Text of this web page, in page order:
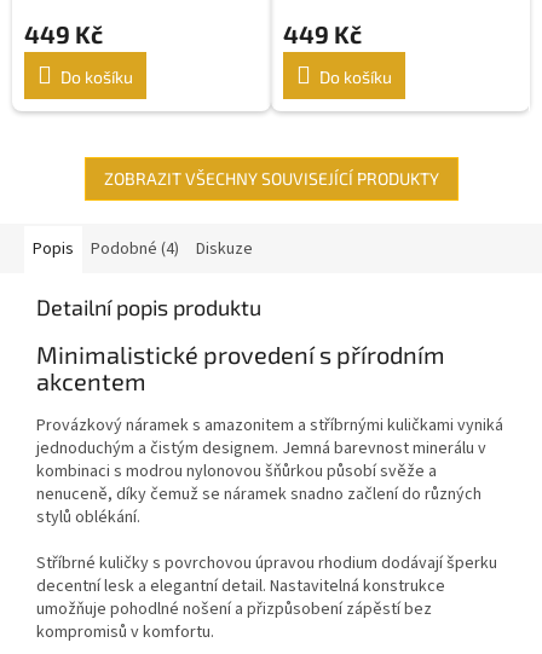
449 Kč
Do košíku
449 Kč
Do košíku
ZOBRAZIT VŠECHNY SOUVISEJÍCÍ PRODUKTY
Popis Podobné (4) Diskuze
Detailní popis produktu
Minimalistické provedení s přírodním
akcentem
Provázkový náramek s amazonitem a stříbrnými kuličkami vyniká
jednoduchým a čistým designem. Jemná barevnost minerálu v
kombinaci s modrou nylonovou šňůrkou působí svěže a
nenuceně, díky čemuž se náramek snadno začlení do různých
stylů oblékání.
Stříbrné kuličky s povrchovou úpravou rhodium dodávají šperku
decentní lesk a elegantní detail. Nastavitelná konstrukce
umožňuje pohodlné nošení a přizpůsobení zápěstí bez
kompromisů v komfortu.